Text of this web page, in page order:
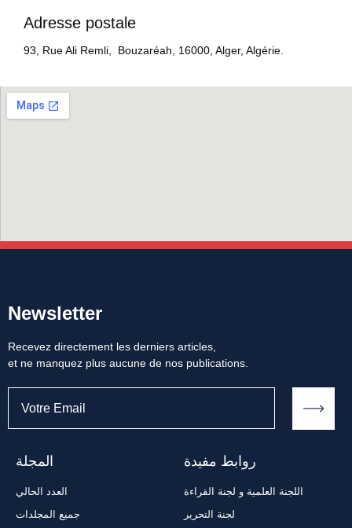
Adresse postale
93, Rue Ali Remli, Bouzaréah, 16000, Alger, Algérie.
Newsletter
Recevez directement les derniers articles,
et ne manquez plus aucune de nos publications.
المجلة
العدد الحالي
جميع المجلدات
روابط مفيدة
اللجنة العلمية و لجنة القراءة
لجنة التحرير